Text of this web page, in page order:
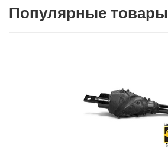
Популярные товары